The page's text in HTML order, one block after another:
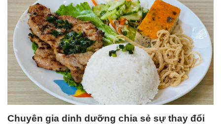
Chuyên gia dinh dưỡng chia sẻ sự thay đổi